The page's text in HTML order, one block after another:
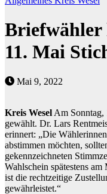
Briefwähler
11. Mai
Mai 9, 2022
Kreis Wesel Am
gewählt. Dr. Lars
erinnert: „Die
abstimmen möchten,
gekennzeichneten
Wahlschein spätestens
ist die rechtzeitige
gewährleistet.“